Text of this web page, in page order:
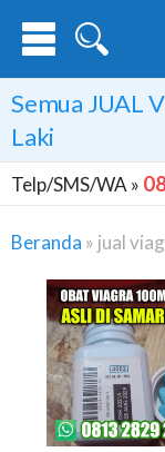
Semua JUAL
Laki
Telp/SMS/WA »
Beranda » jual
Jual
Viagra
100mg